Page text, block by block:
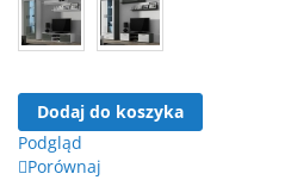
Dodaj do koszyka
Podgląd
Porównaj